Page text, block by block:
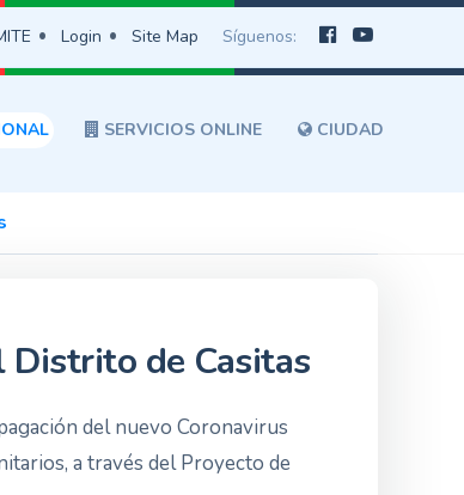
Síguenos:
Login Site Map
SERVICIOS ONLINE CIUDAD
Distrito de Casitas
del nuevo Coronavirus
a través del Proyecto de